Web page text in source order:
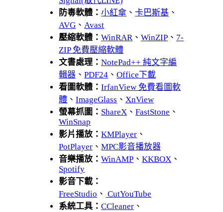
防毒軟體：小紅傘 、卡巴斯基 、
AVG 、 Avast
壓縮軟體：WinRAR 、WinZIP 、 7-
ZIP 免費壓縮軟體
文書處理：NotePad++ 純文字編
輯器 、PDF24 、Office下載
看圖軟體：IrfanView 免費看圖軟
體 、ImageGlass 、 XnView
螢幕抓圖： ShareX 、FastStone 、
WinSnap
影片播放：KMPlayer 、
PotPlayer 、MPC影音播放器
音樂播放：WinAMP 、KKBOX 、
Spotify
影音下載：
FreeStudio 、 CutYouTube
系統工具：CCleaner 、